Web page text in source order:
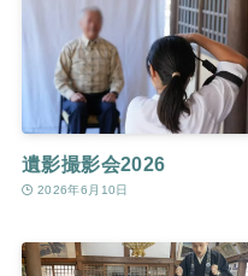
遺影撮影会2026
2026年6月10日